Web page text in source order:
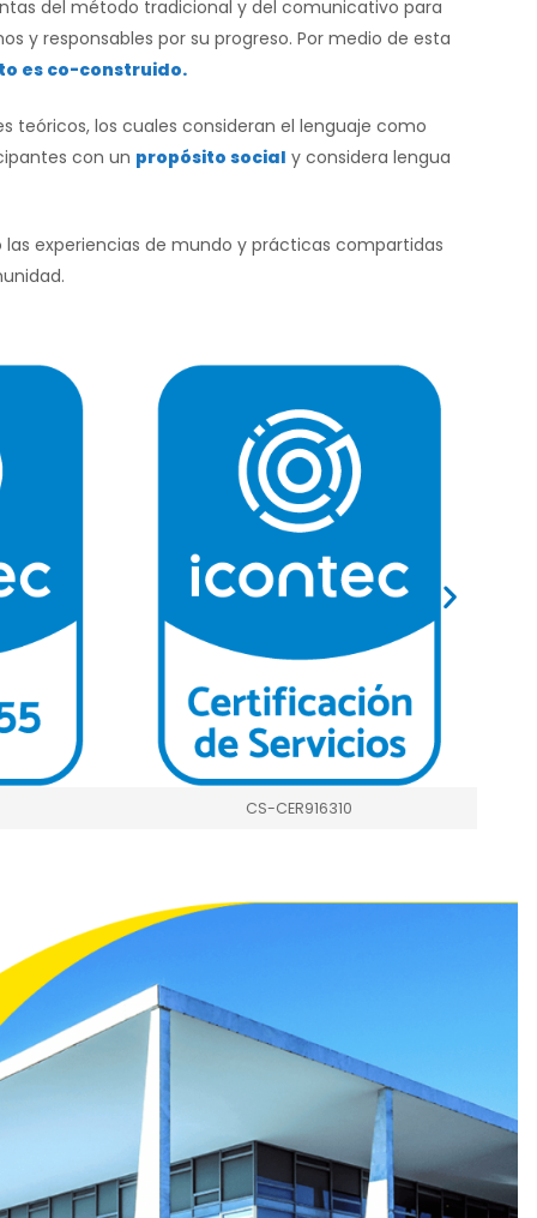
del método tradicional y del comunicativo para
y responsables por su progreso. Por medio de esta
es co-construido.
teóricos, los cuales consideran el lenguaje como
con un propósito social y considera lengua
experiencias de mundo y prácticas compartidas
CS-CER916310